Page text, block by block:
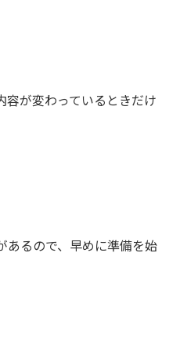
容が変わっているときだけ
あるので、早めに準備を始